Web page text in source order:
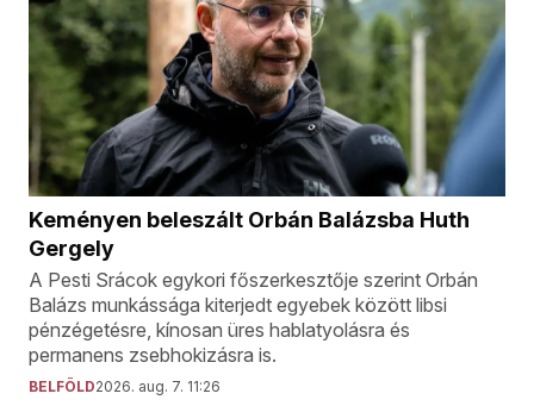
Keményen beleszált Orbán Balázsba Huth
Gergely
A Pesti Srácok egykori főszerkesztője szerint Orbán
Balázs munkássága kiterjedt egyebek között libsi
pénzégetésre, kínosan üres hablatyolásra és
permanens zsebhokizásra is.
BELFÖLD2026. aug. 7. 11:26